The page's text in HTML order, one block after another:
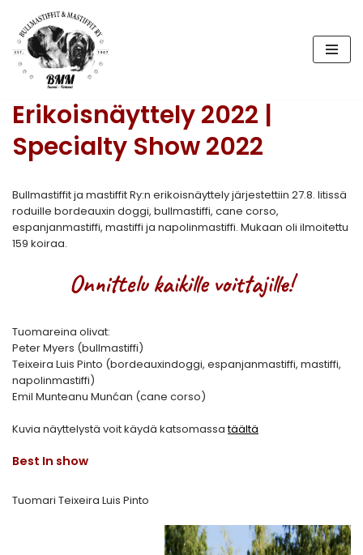
Siirry
suoraan
sisältöön
Erikoisnäyttely 2022 |
Specialty Show 2022
Bullmastiffit ja mastiffit Ry:n erikoisnäyttely järjestettiin 27.8. Iitissä
roduille bordeauxin doggi, bullmastiffi, cane corso,
espanjanmastiffi, mastiffi ja napolinmastiffi. Mukaan oli ilmoitettu
159 koiraa.
Onnittelu kaikille voittajille!
Tuomareina olivat:
Peter Myers (bullmastiffi)
Teixeira Luis Pinto (bordeauxindoggi, espanjanmastiffi, mastiffi,
napolinmastiffi)
Emil Munteanu Munćan (cane corso)
Kuvia näyttelystä voit käydä katsomassatäältä
Best In show
Tuomari Teixeira Luis Pinto